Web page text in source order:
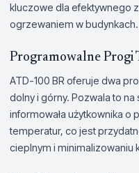
kluczowe dla efektywnego
ogrzewaniem w budynkach.
Programowalne Progi
ATD-100 BR oferuje dwa
dolny i górny. Pozwala to
informowała użytkownika
temperatur, co jest
cieplnym i